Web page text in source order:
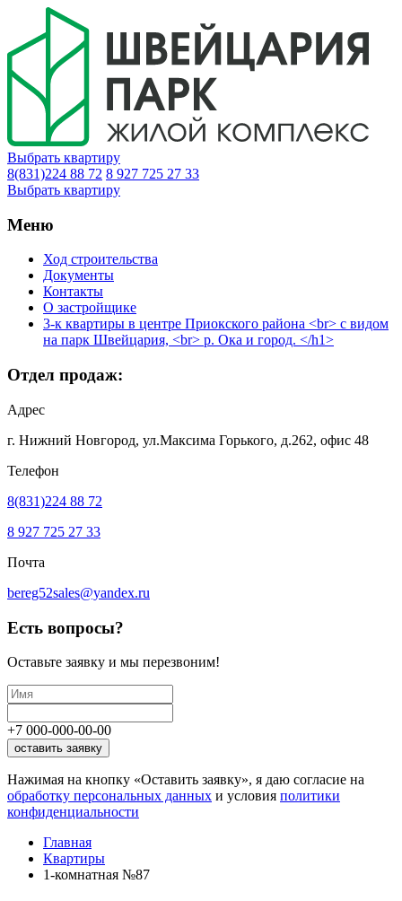
Выбрать квартиру
8(831)224 88 72 8 927 725 27 33
Выбрать квартиру
Меню
Ход строительства
Документы
Контакты
О застройщике
3-к квартиры в центре Приокского района <br> с видом
на парк Швейцария, <br> р. Ока и город. </h1>
Отдел продаж:
Адрес
г. Нижний Новгород, ул.Максима Горького, д.262, офис 48
Телефон
8(831)224 88 72
8 927 725 27 33
Почта
bereg52sales@yandex.ru
Есть вопросы?
Оставьте заявку и мы перезвоним!
+7 000-000-00-00
оставить заявку
Нажимая на кнопку «Оставить заявку», я даю согласие на
обработку персональных данных и условия политики
конфиденциальности
Главная
Квартиры
1-комнатная №87